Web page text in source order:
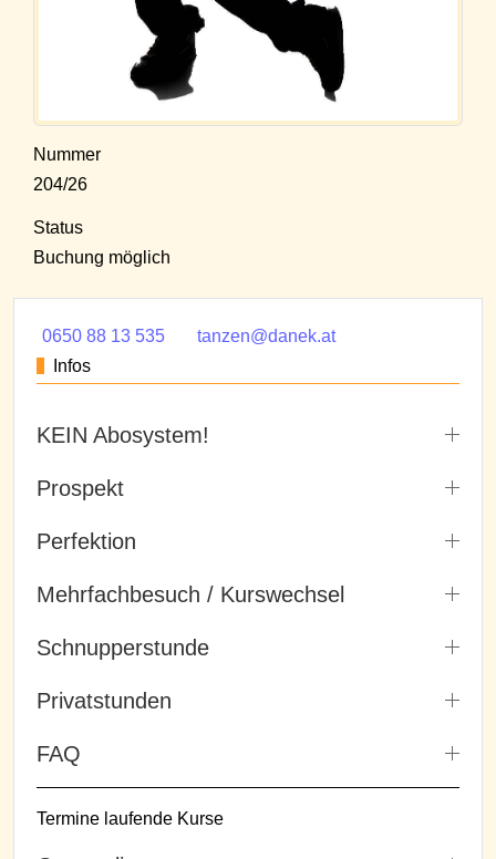
Nummer
204/26
Status
Buchung möglich
0650 88 13 535
tanzen@danek.at
Infos
KEIN Abosystem!
Prospekt
Perfektion
Mehrfachbesuch / Kurswechsel
Schnupperstunde
Privatstunden
FAQ
Termine laufende Kurse